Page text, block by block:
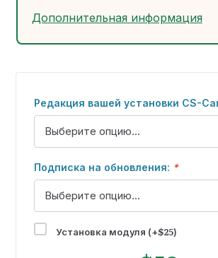
Дополнительная информация
Редакция вашей установки CS-
Подписка на обновления: *
Установка модуля (+$25)